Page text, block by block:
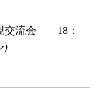
交流会 18：